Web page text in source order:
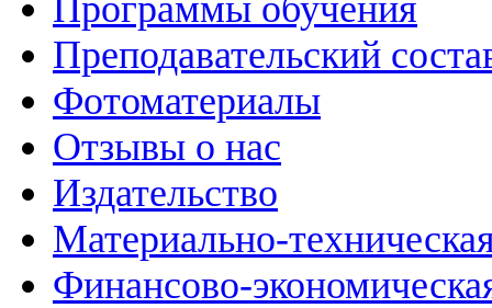
Преподавательский
Фотоматериалы
Отзывы о нас
Издательство
Материально-
Финансово-